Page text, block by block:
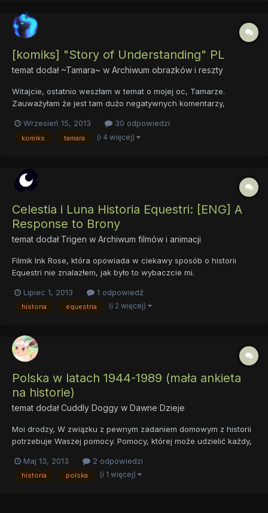
[komiks] "Story of Understanding" PL
temat dodał ~Tamara~ w Archiwum obrazków i reszty
Witajcie, ostatnio weszłam w temat o mojej oc, Tamarze.
Zauważyłam że jest tam dużo negatywnych komentarzy,
inny sposób - komiksem. Niestety, aby nakreślić całą opowieść o
żółtej klaczy musiałabym zrobić bardzo długiego fici na którego...
Wrzesień 15, 2013 30 odpowiedzi
komiks tamara (i 4 więcej)
Celestia i Luna Historia Equestri: [ENG] A
Response to Brony
temat dodał Trigen w Archiwum filmów i animacji
Filmik Ink Rose, która opowiada w ciekawy sposób o historii
Equestri nie znalazłem, jak było to wybaczcie mi.
Lipiec 1, 2013 1 odpowiedź
historia equestria (i 2 więcej)
Polska w latach 1944-1989 (mała ankieta
na historie)
temat dodałCuddly Doggy w Dawne Dzieje
Moi drodzy, W związku z pewnym zadaniem domowym z historii
potrzebuje Waszej pomocy. Pomocy, której może udzielić każdy,
Rzeczpospolita Ludowa. Przejdę może do rzeczy. Potrzebuje
odpowiedzi na dwa pytania, a mianowicie 1. Jakie jest...
Maj 13, 2013 2 odpowiedzi
historia polska (i 1 więcej)